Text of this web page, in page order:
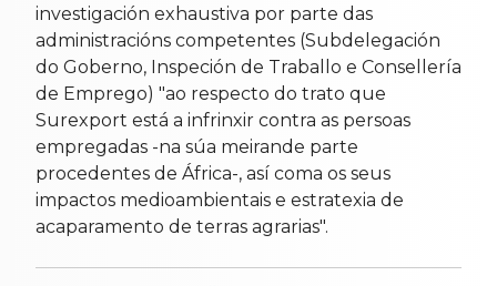
investigación exhaustiva por parte das
administracións competentes (Subdelegación
do Goberno, Inspeción de Traballo e Consellería
de Emprego) "ao respecto do trato que
Surexport está a infrinxir contra as persoas
empregadas -na súa meirande parte
procedentes de África-, así coma os seus
impactos medioambientais e estratexia de
acaparamento de terras agrarias".